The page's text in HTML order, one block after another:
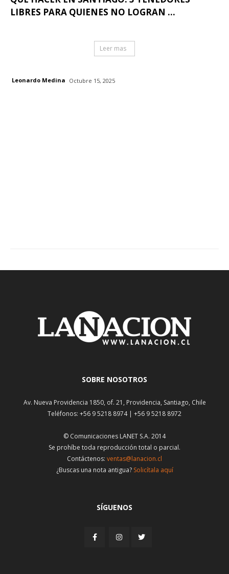
LIBRES PARA QUIENES NO LOGRAN ...
Leer mas
Leonardo Medina Octubre 15, 2025
SOBRE NOSOTROS
Av. Nueva Providencia 1850, of. 21, Providencia, Santiago, Chile
Teléfonos: +56 9 5218 8974 | +56 9 5218 8972
© Comunicaciones LANET S.A. 2014
Se prohíbe toda reproducción total o parcial.
Contáctenos: ventas@lanacion.cl
¿Buscas una nota antigua? Solicítala aquí
SÍGUENOS